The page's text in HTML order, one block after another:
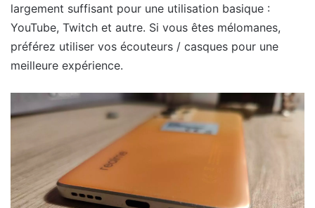
largement suffisant pour une utilisation basique :
YouTube, Twitch et autre. Si vous êtes mélomanes,
préférez utiliser vos écouteurs / casques pour une
meilleure expérience.